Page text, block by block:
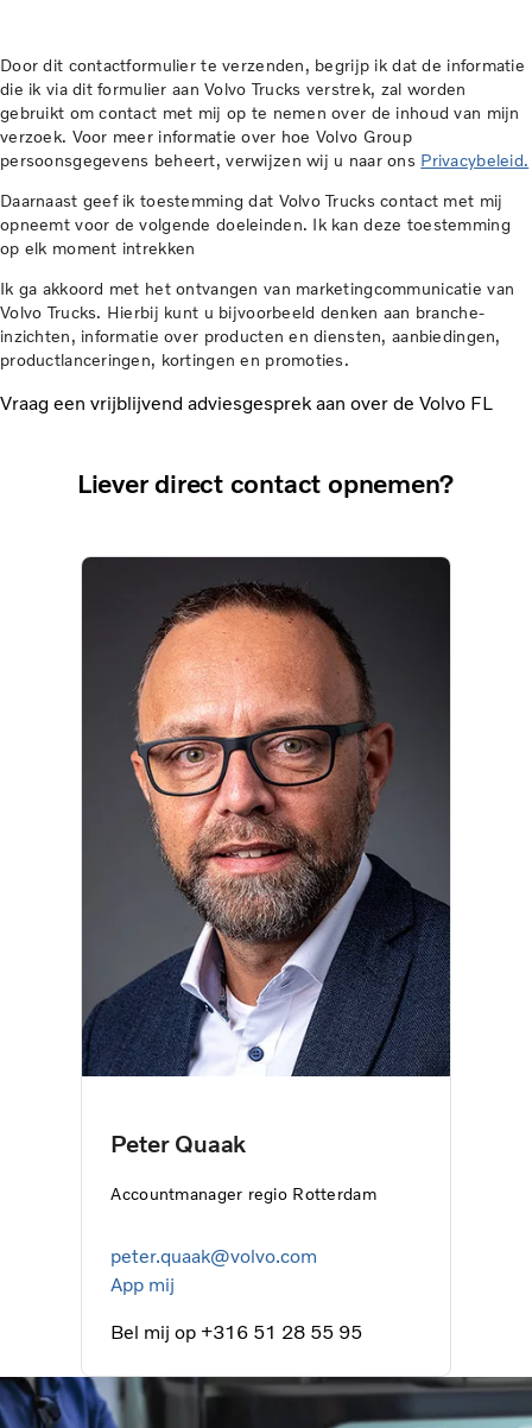
Door dit contactformulier te verzenden, begrijp ik dat de informatie
die ik via dit formulier aan Volvo Trucks verstrek, zal worden
gebruikt om contact met mij op te nemen over de inhoud van mijn
verzoek. Voor meer informatie over hoe Volvo Group
persoonsgegevens beheert, verwijzen wij u naar ons Privacybeleid.
Daarnaast geef ik toestemming dat Volvo Trucks contact met mij
opneemt voor de volgende doeleinden. Ik kan deze toestemming
op elk moment intrekken
Ik ga akkoord met het ontvangen van marketingcommunicatie van
Volvo Trucks. Hierbij kunt u bijvoorbeeld denken aan branche-
inzichten, informatie over producten en diensten, aanbiedingen,
productlanceringen, kortingen en promoties.
Vraag een vrijblijvend adviesgesprek aan over de Volvo FL
Liever direct contact opnemen?
Peter Quaak
Accountmanager regio Rotterdam
peter.quaak@volvo.com
App mij
Bel mij op +316 51 28 55 95